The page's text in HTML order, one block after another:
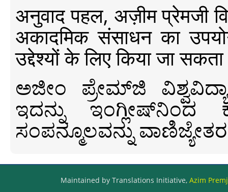
अनुवाद पहल, अज़ीम प्रेमजी
अकादमिक संसाधन का
उद्देश्यों के लिए किया जा
ಅಜೀಂ ಪ್ರೇಮ್‍ಜಿ
ಇದನ್ನು ಇಂಗ್ಲೀಷ್‍ನಿಂದ
ಸಂಪನ್ಮೂಲವನ್ನು
Maintained by Translations Initiative, Azim